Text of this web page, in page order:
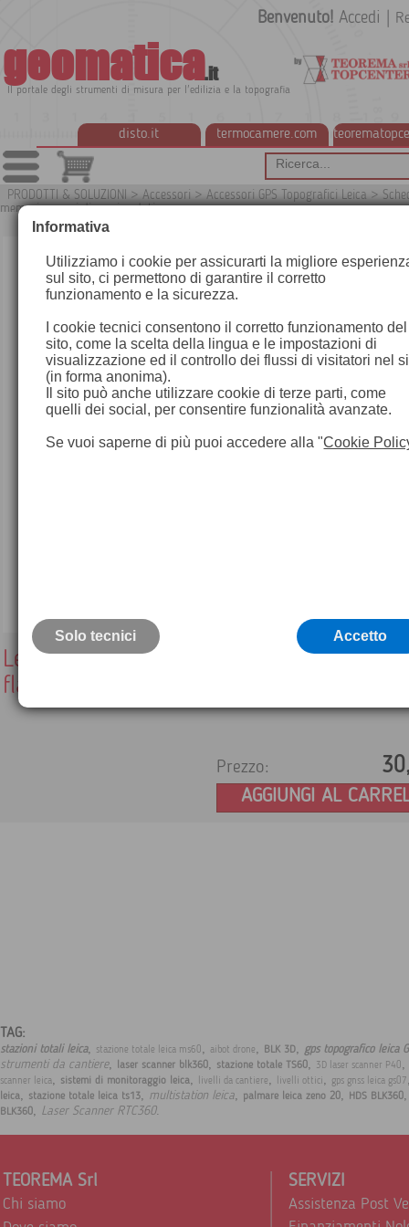
geomatica.it
Il portale degli strumenti di misura per l'edilizia e la topografia
disto.it termocamere.com
Benvenuto! Accedi
PRODOTTI & SOLUZIONI > Accessori > Accessori GPS Topografici Leica >
memoria e cavi di scarico dati
Lettore USB esterno per schede compact
flash
Prezzo:
AGGIUNGI AL
TAG:
stazioni totali leica, stazione totale leica ms60, aibot drone, BLK 3D, gps topografico leica
strumenti da cantiere, laser scanner blk360, stazione totale TS60, 3D laser scanner P40,
scanner leica, sistemi di monitoraggio leica, livelli da cantiere, livelli ottici, gps gnss leica gs07
leica, stazione totale leica ts13, multistation leica, palmare leica zeno 20, HDS BLK360
BLK360, Laser Scanner RTC360.
TEOREMA Srl
Chi siamo
SERVIZI
Assistenza Post
Informativa
Utilizziamo i cookie per assicurarti la migliore
sul sito, ci permettono di garantire il corretto
funzionamento e la sicurezza.
I cookie tecnici consentono il corretto funzionamento del
sito, come la scelta della lingua e le impostazioni di
visualizzazione ed il controllo dei flussi di visitatori nel
(in forma anonima).
Il sito può anche utilizzare cookie di terze parti, come
quelli dei social, per consentire funzionalità avanzate.
Se vuoi saperne di più puoi accedere alla "Cookie
Solo tecnici Accetto